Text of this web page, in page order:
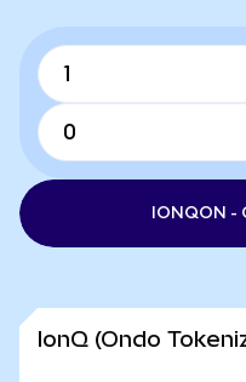
IONQON -
IonQ (Ondo